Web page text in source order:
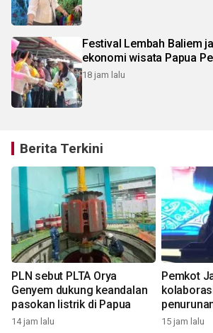
Festival Lembah Baliem
ekonomi wisata Papua
18 jam lalu
Berita Terkini
PLN sebut PLTA Orya
Genyem dukung keandalan
pasokan listrik di Papua
14 jam lalu
Pemkot
15 jam lalu